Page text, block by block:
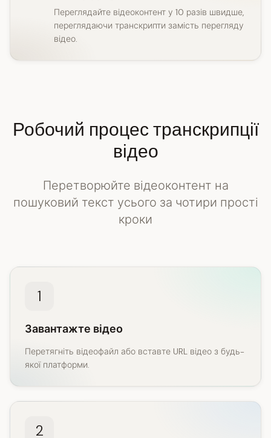
Переглядайте відеоконтент у 10 разів швидше,
переглядаючи транскрипти замість перегляду
відео.
Робочий процес транскрипції
відео
Перетворюйте відеоконтент на
пошуковий текст усього за чотири прості
кроки
1
Завантажте відео
Перетягніть відеофайл або вставте URL відео з будь-
якої платформи.
2